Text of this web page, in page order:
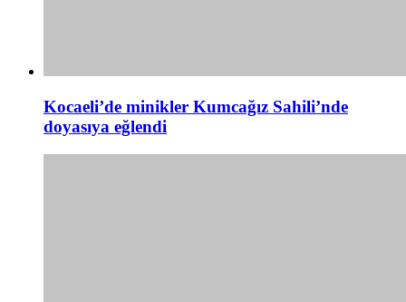
Kocaeli’de minikler Kumcağız Sahili’nde
doyasıya eğlendi